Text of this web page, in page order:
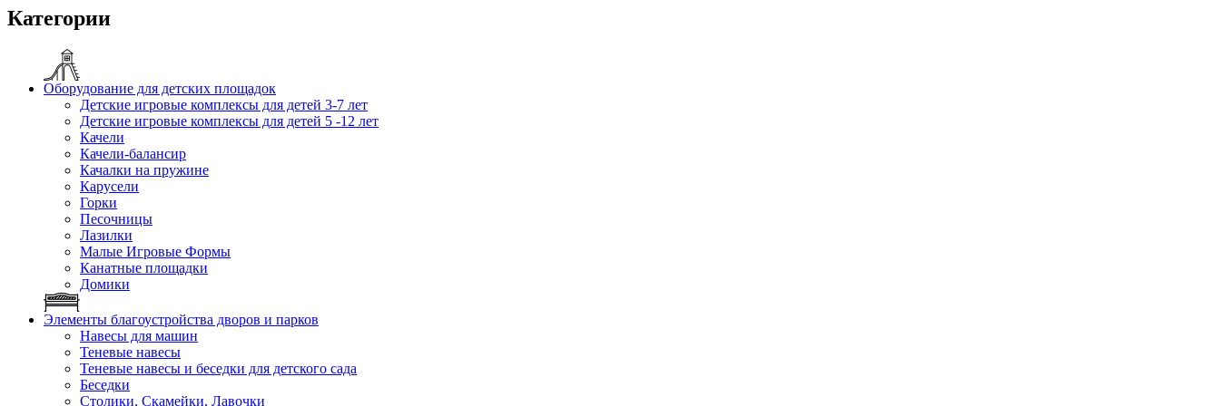
Категории
Оборудование для детских площадок
Детские игровые комплексы для детей 3-7 лет
Детские игровые комплексы для детей 5 -12 лет
Качели
Качели-балансир
Качалки на пружине
Карусели
Горки
Песочницы
Лазилки
Малые Игровые Формы
Канатные площадки
Домики
Элементы благоустройства дворов и парков
Навесы для машин
Теневые навесы
Теневые навесы и беседки для детского сада
Беседки
Столики, Скамейки, Лавочки